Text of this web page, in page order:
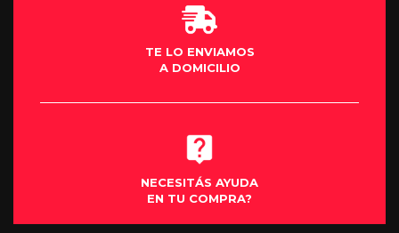
TE LO ENVIAMOS
A DOMICILIO
NECESITÁS AYUDA
EN TU COMPRA?